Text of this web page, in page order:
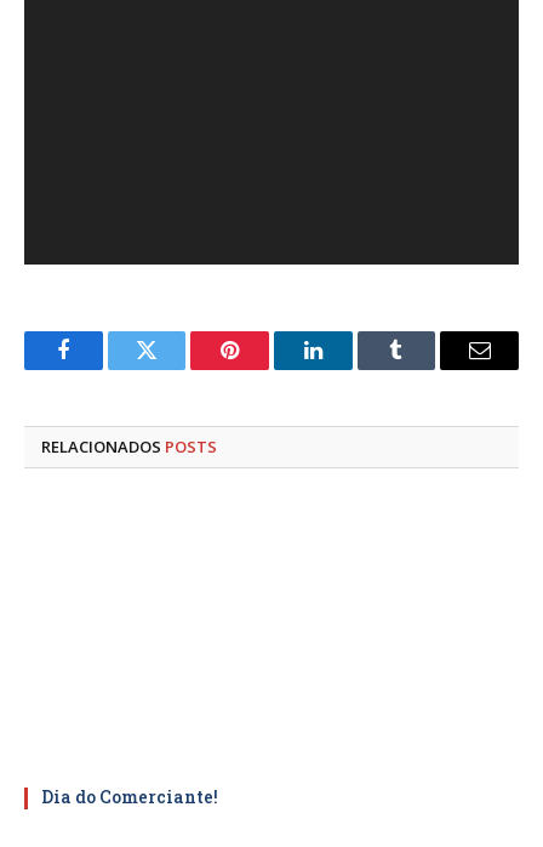
FacebookTwitter Pinterest LinkedInTumblr
E-
RELACIONADOS POSTS
Dia do Comerciante!